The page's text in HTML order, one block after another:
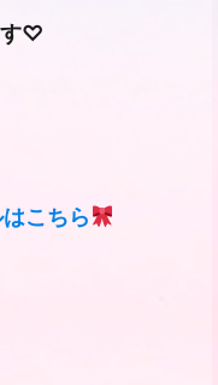
す♡
こちら